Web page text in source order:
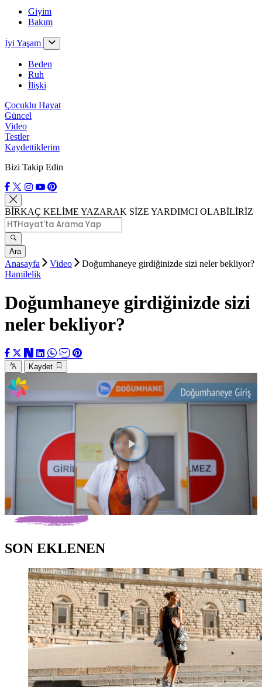
Giyim
Bakım
İyi Yaşam
Beden
Ruh
İlişki
Çocuklu Hayat
Güncel
Video
Testler
Kaydettiklerim
Bizi Takip Edin
BİRKAÇ KELİME YAZARAK SİZE YARDIMCI OLABİLİRİZ
Ara
Anasayfa Video
Doğumhaneye girdiğinizde sizi neler bekliyor?
Hamilelik
Doğumhaneye girdiğinizde sizi
neler bekliyor?
Kaydet
Videoyu
Oynat
SON EKLENEN